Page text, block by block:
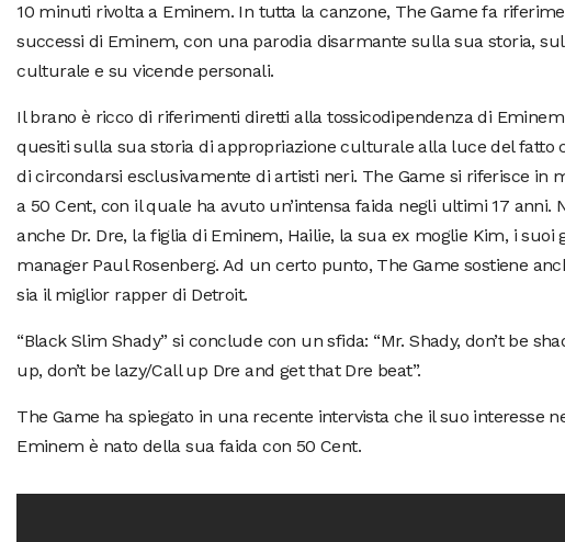
10 minuti rivolta a Eminem. In tutta la canzone, The Game fa
successi di Eminem, con una parodia disarmante sulla sua storia,
culturale e su vicende personali.
Il brano è ricco di riferimenti diretti alla tossicodipendenza di
quesiti sulla sua storia di appropriazione culturale alla luce del fatto
di circondarsi esclusivamente di artisti neri. The Game si riferisce in
a 50 Cent, con il quale ha avuto un’intensa faida negli ultimi 17 anni.
anche Dr. Dre, la figlia di Eminem, Hailie, la sua ex moglie Kim, i suoi
manager Paul Rosenberg. Ad un certo punto, The Game sostiene
sia il miglior rapper di Detroit.
“Black Slim Shady” si conclude con un sfida: “Mr. Shady, don’t be
up, don’t be lazy/Call up Dre and get that Dre beat”.
The Game ha spiegato in una recente intervista che il suo interesse
Eminem è nato della sua faida con 50 Cent.